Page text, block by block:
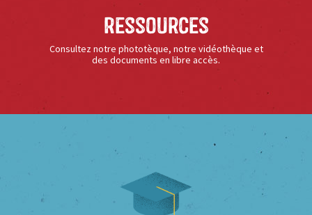
Ressources
Consultez notre phototèque, notre vidéothèque et
des documents en libre accès.